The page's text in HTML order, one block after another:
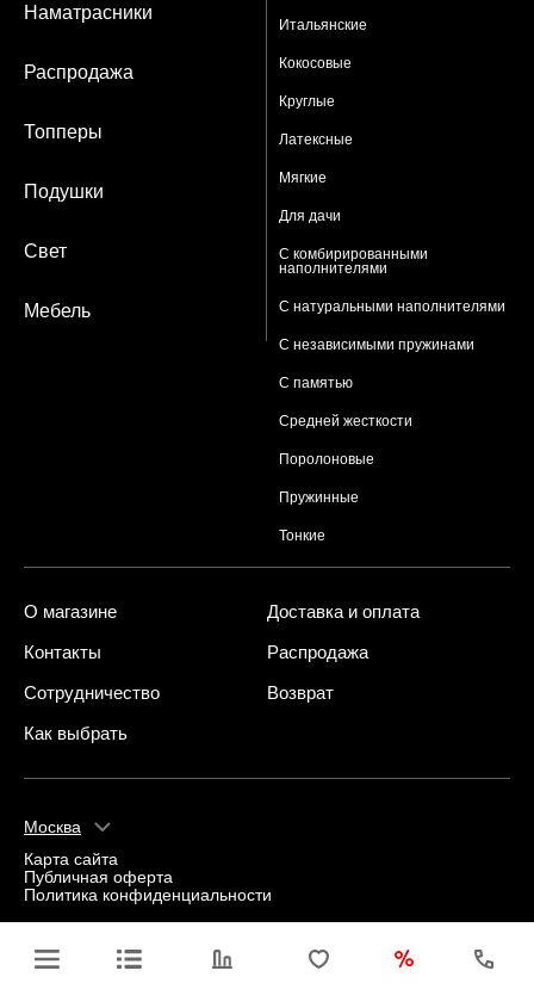
Итальянские
Кокосовые
Круглые
Латексные
Мягкие
Для дачи
С комбирированными
наполнителями
С натуральными наполнителями
С независимыми пружинами
С памятью
Средней жесткости
Поролоновые
Пружинные
Тонкие
Наматрасники
Распродажа
Топперы
Подушки
Свет
Мебель
О магазине
Доставка и оплата
Контакты
Распродажа
Сотрудничество
Возврат
Как выбрать
Москва
Карта сайта
Публичная оферта
Политика конфиденциальности